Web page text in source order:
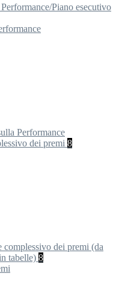
Piano esecutivo
Performance
dei premi 8
complessivo dei premi (da
tabelle) 8